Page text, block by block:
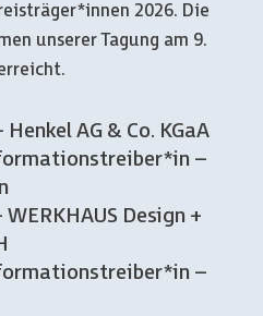
2026. Die
unserer Tagung am 9.
Henkel AG & Co. KGaA
–
WERKHAUS Design +
–